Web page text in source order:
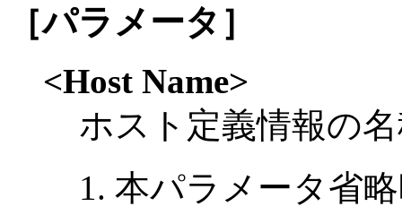
［パラメータ］
<Host Name>
ホスト定義情報の
本パラメータ省